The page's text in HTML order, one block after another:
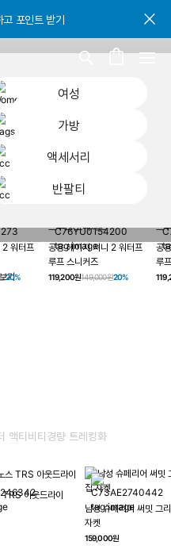
포인트 받기
포인트 받기
포인트 받기
여성
가방
액세서리
반팔티
UP TO 20% OFF
기
2 워터프
20%
공용 헤이지 져니 2 워터프
루프 스니커즈
119,200원149,000원20%
공
루
액티비티경량 트레킹화
TRS 아웃드라이
남성 슈페리어 써밋 그
자켓
159,000원